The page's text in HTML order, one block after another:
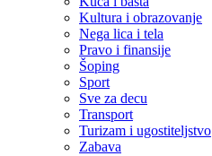
Kultura i obrazovanje
Nega lica i tela
Pravo i finansije
Šoping
Sport
Sve za decu
Transport
Turizam i ugostiteljstvo
Zabava